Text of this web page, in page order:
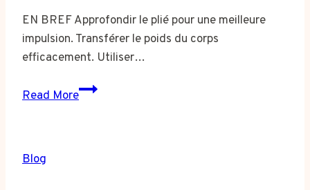
EN BREF Approfondir le plié pour une meilleure
impulsion. Transférer le poids du corps
efficacement. Utiliser…
Read More
Astuces
Blog